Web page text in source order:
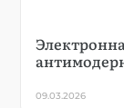
09.03.2026